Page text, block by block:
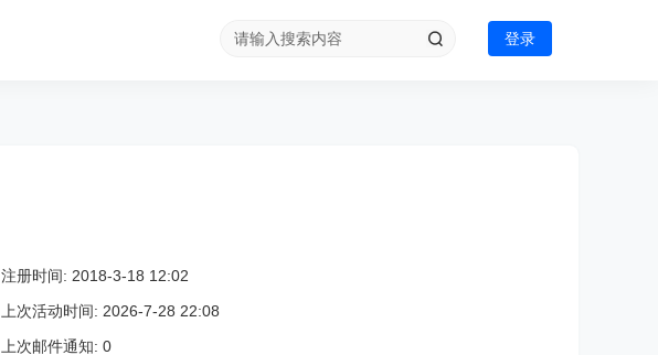
登录
注册时间: 2018-3-18 12:02
上次活动时间: 2026-7-28 22:08
上次邮件通知: 0